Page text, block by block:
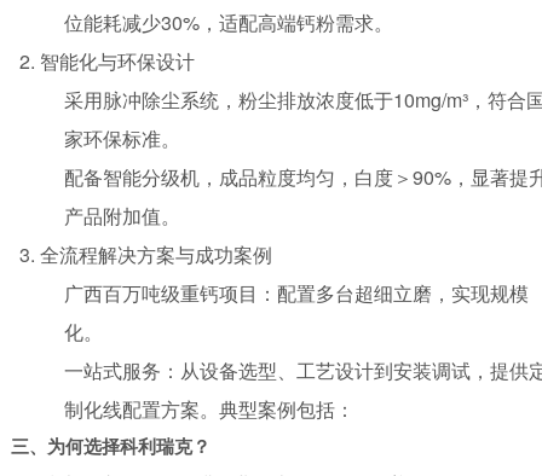
位能耗减少30%，适配高端钙粉需求。
智能化与环保设计
采用脉冲除尘系统，粉尘排放浓度低于10mg/m³，符合
家环保标准。
配备智能分级机，成品粒度均匀，白度＞90%，显著提
产品附加值。
全流程解决方案与成功案例
广西百万吨级重钙项目：配置多台超细立磨，实现规模
化。
一站式服务：从设备选型、工艺设计到安装调试，提供
制化线配置方案。典型案例包括：
三、为何选择科利瑞克？